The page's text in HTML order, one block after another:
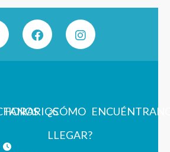
HORARIOS¿CÓMO
LLEGAR?